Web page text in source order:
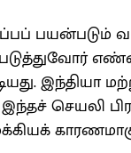
பயன்படும்
இந்தியா
செயலி